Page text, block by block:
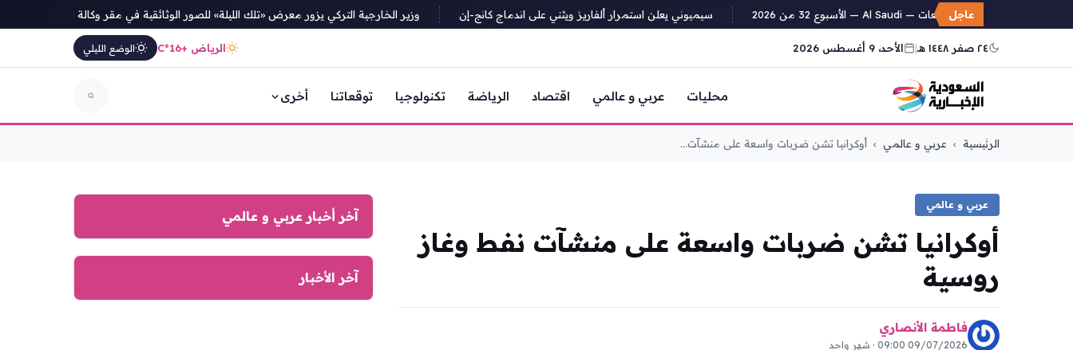
عاجل
سجل التوقعات — Al Saudi — الأسبوع 32 من 2026 سيميوني يعلن استمرار ألفاريز ويثني على اندماج كانج-إن وزير الخارجية التركي يزور معرض «تلك الليلة» للصور الوثائقية في مقر وكالة الأناضول
٢٤ صفر ١٤٤٨ هـ | الأحد، 9 أغسطس 2026 الرياض +16°C الوضع الليلي
محليات عربي و عالمي اقتصاد الرياضة تكنولوجيا توقعاتنا أخرى
الرئيسية › عربي و عالمي › أوكرانيا تشن ضربات واسعة على منشآت...
عربي و عالمي
أوكرانيا تشن ضربات واسعة على منشآت نفط وغاز
روسية
فاطمة الأنصاري
09/07/2026 09:00 · شهر واحد
آخر أخبار عربي و عالمي
آخر الأخبار